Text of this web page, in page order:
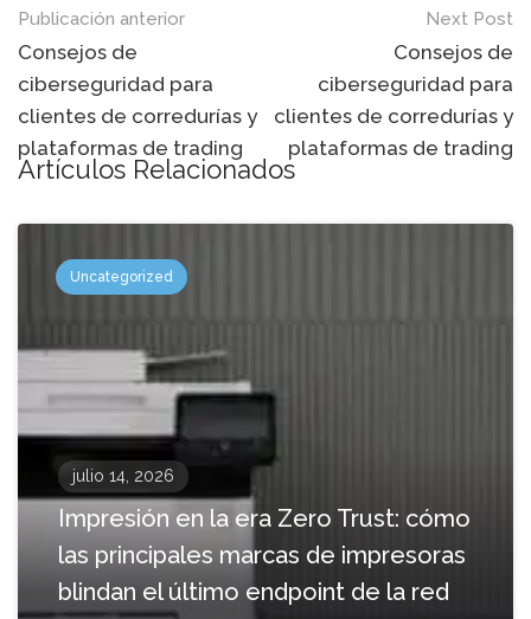
Mensaje
de
navegación
Publicación anterior
Consejos de
ciberseguridad para
clientes de corredurías y
plataformas de trading
Next Post
Consejos de
ciberseguridad para
clientes de corredurías y
plataformas de trading
Artículos Relacionados
Uncategorized
julio 14, 2026
Impresión en la era Zero Trust: cómo
las principales marcas de impresoras
blindan el último endpoint de la red